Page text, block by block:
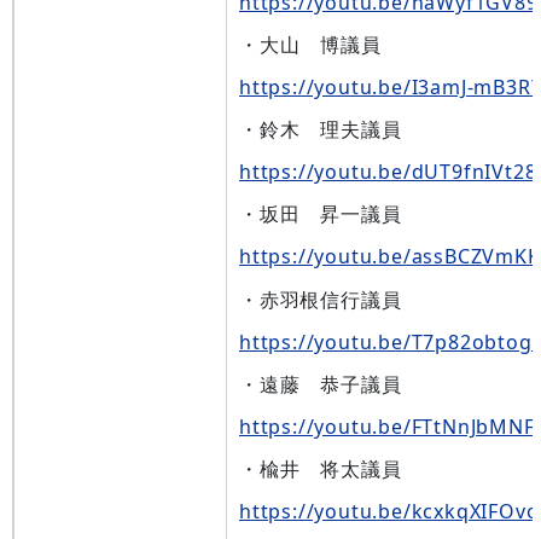
・大山 博議員
https://youtu.be/I3amJ-
・鈴木 理夫議員
https://youtu.be/dUT9fnIVt28
・坂田 昇一議員
https://youtu.be/
・赤羽根信行議員
https://youtu.be/T7p82obtogI
・遠藤 恭子議員
https://youtu.be/
・楡井 将太議員
https://youtu.be/kcxkqXIFOvo